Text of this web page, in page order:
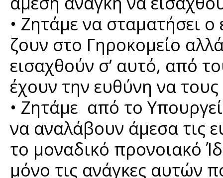
• Ζητάμε να σταματήσει
ζουν στο Γηροκομείο
εισαχθούν σ’ αυτό, από
έχουν την ευθύνη
• Ζητάμε από το
να αναλάβουν άμεσα τις
το μοναδικό προνοιακό
μόνο τις ανάγκες αυτών